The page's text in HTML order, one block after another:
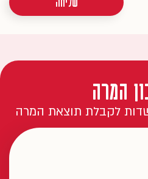
המרה
לקבלת תוצאת המרה